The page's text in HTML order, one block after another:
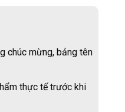
chúc mừng, bảng tên
thực tế trước khi